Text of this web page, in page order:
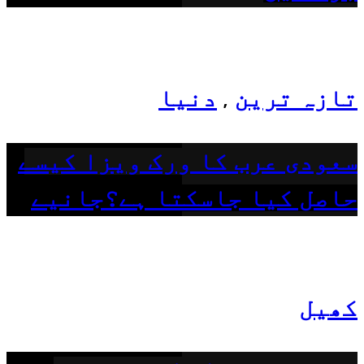
تازہ ترین , دنیا
سعودی عرب کا ورک ویزا کیسے
حاصل کیا جاسکتا ہے؟جانیے
کھیل